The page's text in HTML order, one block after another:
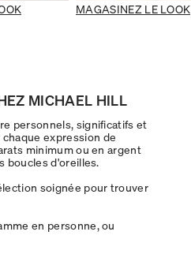
MAGASINEZ LE LOOK
MICHAEL HILL
personnels, significatifs et
expression de
minimum ou en argent
boucles d'oreilles.
soignée pour trouver
en personne, ou